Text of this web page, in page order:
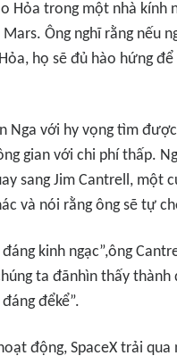
Hỏa trong một nhà
Mars. Ông nghĩ rằng nếu
họ sẽ đủ hào hứng
Nga với hy vọng tìm
gian với chi phí thấp.
sang Jim Cantrell, một
và nói rằng ông sẽ tự
kinh ngạc”,ông
ta đãnhìn thấy
đểkể”.
động, SpaceX trải